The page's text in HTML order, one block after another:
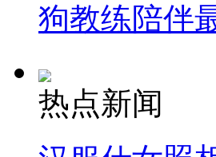
狗教练陪伴
热点新闻